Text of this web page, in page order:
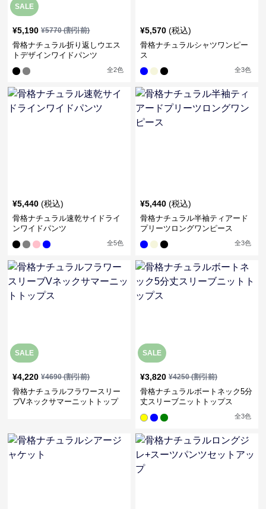
SALE
¥5,190 ¥5770(割引前)
骨格ナチュラル折り返しウエス
トデザインワイドパンツ
全2色
¥5,570 (税込)
骨格ナチュラルシャツワンピー
ス
全3色
¥5,440 (税込)
骨格ナチュラル速乾サイドライ
ンワイドパンツ
全5色
¥5,440 (税込)
骨格ナチュラル半袖ティアード
プリーツロングワンピース
全3色
SALE
¥4,220 ¥4690(割引前)
骨格ナチュラルフラワースリー
ブVネックサマーニットトップ
SALE
¥3,820 ¥4250(割引前)
骨格ナチュラルボートネック5分
丈スリーブニットトップス
全3色